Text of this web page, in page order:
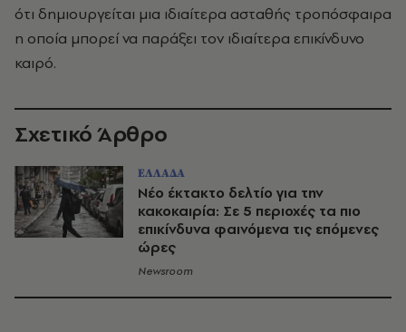
ότι δημιουργείται μια ιδιαίτερα ασταθής τροπόσφαιρα
η οποία μπορεί να παράξει τον ιδιαίτερα επικίνδυνο
καιρό.
Σχετικό Άρθρο
ΕΛΛΑΔΑ
Νέο έκτακτο δελτίο για την
κακοκαιρία: Σε 5 περιοχές τα πιο
επικίνδυνα φαινόμενα τις επόμενες
ώρες
Newsroom